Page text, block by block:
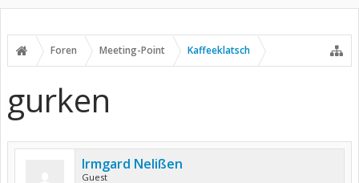
Foren Meeting-Point Kaffeeklatsch
gurken
Irmgard Nelißen
Guest